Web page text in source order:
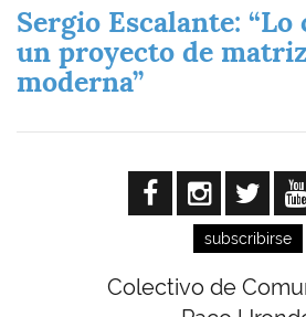
Sergio Escalante:
un proyecto de
moderna”
subscribirse
Colectivo de